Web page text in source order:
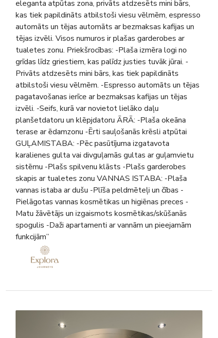
eleganta atpūtas zona, privāts atdzesēts mini bārs,
kas tiek papildināts atbilstoši viesu vēlmēm, espresso
automāts un tējas automāts ar bezmaksas kafijas un
tējas izvēli. Visos numuros ir plašas garderobes ar
tualetes zonu. Priekšrocības: -Plaša izmēra logi no
grīdas līdz griestiem, kas palīdz justies tuvāk jūrai. -
Privāts atdzesēts mini bārs, kas tiek papildināts
atbilstoši viesu vēlmēm. -Espresso automāts un tējas
pagatavošanas ierīce ar bezmaksas kafijas un tējas
izvēli. -Seifs, kurā var novietot lielāko daļu
planšetdatoru un klēpjdatoru ĀRĀ: -Plaša okeāna
terase ar ēdamzonu -Ērti sauļošanās krēsli atpūtai
GUĻAMISTABA: -Pēc pasūtījuma izgatavota
karalienes gulta vai divguļamās gultas ar guļamvietu
sistēmu -Plašs spilvenu klāsts -Plašs garderobes
skapis ar tualetes zonu VANNAS ISTABA: -Plaša
vannas istaba ar dušu -Plīša peldmēteļi un čības -
Pielāgotas vannas kosmētikas un higiēnas preces -
Matu žāvētājs un izgaismots kosmētikas/skūšanās
spogulis -Daži apartamenti ar vannām un pieejamām
funkcijām”